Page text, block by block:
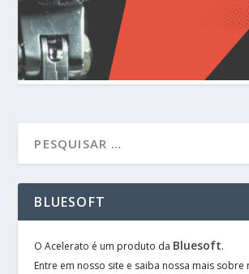
BLUESOFT
O Acelerato é um produto da Bluesoft.
Entre em nosso site e saiba nossa mais sobre